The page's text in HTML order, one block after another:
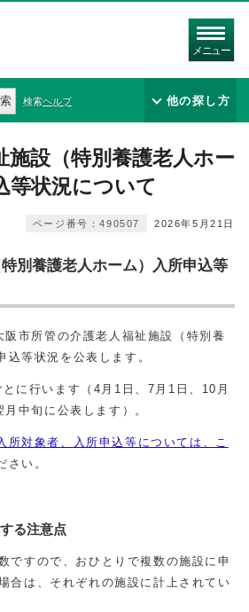
メニュー
検索ヘルプ 他の探し方
施設（特別養護老人ホー
等状況について
2026年5月21日
ページ番号：490507
別養護老人ホーム）入所申込等
市所管の介護老人福祉施設（特別養
等状況を公表します。
に行います（4月1日、7月1日、10月
中旬に公表します）。
所対象者、入所申込等については、こ
さい。
る注意点
ですので、おひとりで複数の施設に申
合は、それぞれの施設に計上されてい